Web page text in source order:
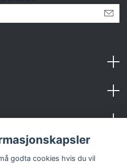
godta cookies hvis du vil